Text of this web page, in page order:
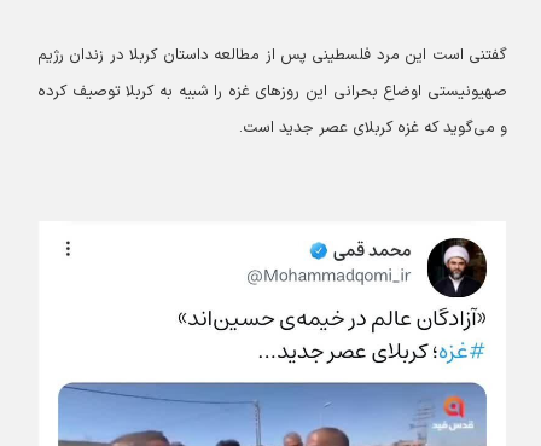
گفتنی است این مرد فلسطینی پس از مطالعه داستان کربلا در زندان رژیم
صهیونیستی اوضاع بحرانی این روزهای غزه را شبیه به کربلا توصیف کرده
و می‌گوید که غزه کربلای عصر جدید است.